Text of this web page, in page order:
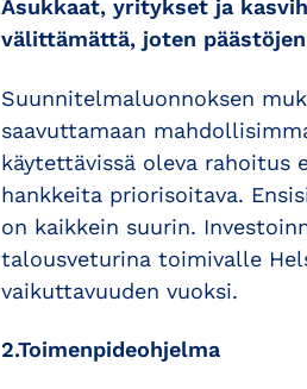
Asukkaat, yritykset ja
välittämättä, joten
Suunnitelmaluonnoksen
saavuttamaan
käytettävissä oleva rahoitus
hankkeita priorisoitava.
on kaikkein suurin.
talousveturina toimivalle
vaikuttavuuden vuoksi.
2.Toimenpideohjelma